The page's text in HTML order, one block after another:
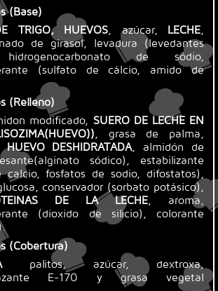
(Base)
TRIGO, HUEVOS , azúcar, LECHE
de girasol, levadura (levedantes
de sódio,
(sulfato de cálcio, amido de
(Relleno)
modificado, SUERO DE LECHE EN
, grasa de palma,
DESHIDRATADA, almidón de
sódico), estabilizante
calcio, fosfatos de sodio, difostatos),
conservador (sorbato potásico),
DE LA LECHE , aroma,
(dioxido de silicio), colorante
(Cobertura)
palitos, azúcar, dextroxa,
E-170 y grasa vegetal